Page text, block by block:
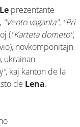
prezentante
, "Vento vaganta", "Pri
("Karteta dometo",
novkomponitajn
ukrainan
, kaj kanton de la
de Lena.